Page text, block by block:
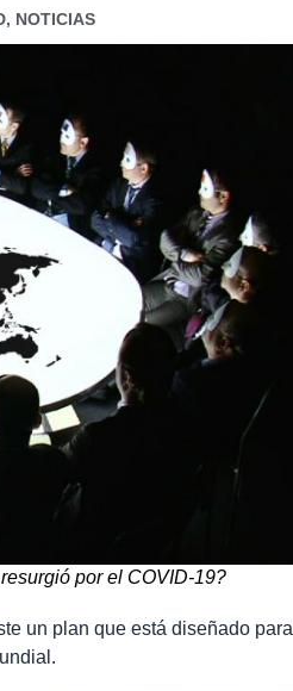
, NOTICIAS
por el COVID-19?
un plan que está diseñado para